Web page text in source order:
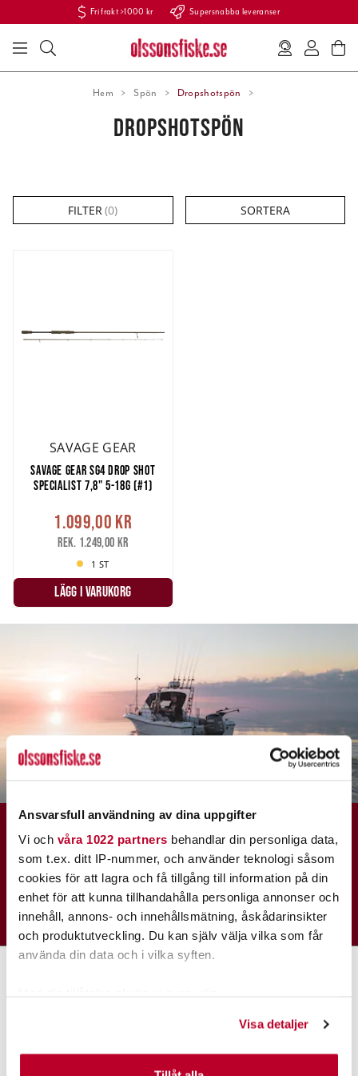
Ansvarsfull användning av dina uppgifter
Vi och våra 1022 partners behandlar din personliga data,
som t.ex. ditt IP-nummer, och använder teknologi såsom
cookies för att lagra och få tillgång till information på din
enhet för att kunna tillhandahålla personliga annonser och
innehåll, annons- och innehållsmätning, åskådarinsikter
och produktutveckling. Du kan själv välja vilka som får
använda din data och i vilka syften.
Identifiera din enhet genom att aktivt skanna den för
specifika kännetecken (fingeravtryck)
Visa detaljer
Fri frakt >1000 kr Supersnabba leveranser
Hem Spön Dropshotspön
DROPSHOTSPÖN
FILTER (0) SORTERA
SAVAGE GEAR
SAVAGE GEAR SG4 DROP SHOT
SPECIALIST 7,8" 5-18G (#1)
1.099,00 kr
Rek. 1.249,00 kr
1 ST
LÄGG I VARUKORG
PRENUMERERA PÅ VÅRT NYHETSBREV
SKICKA